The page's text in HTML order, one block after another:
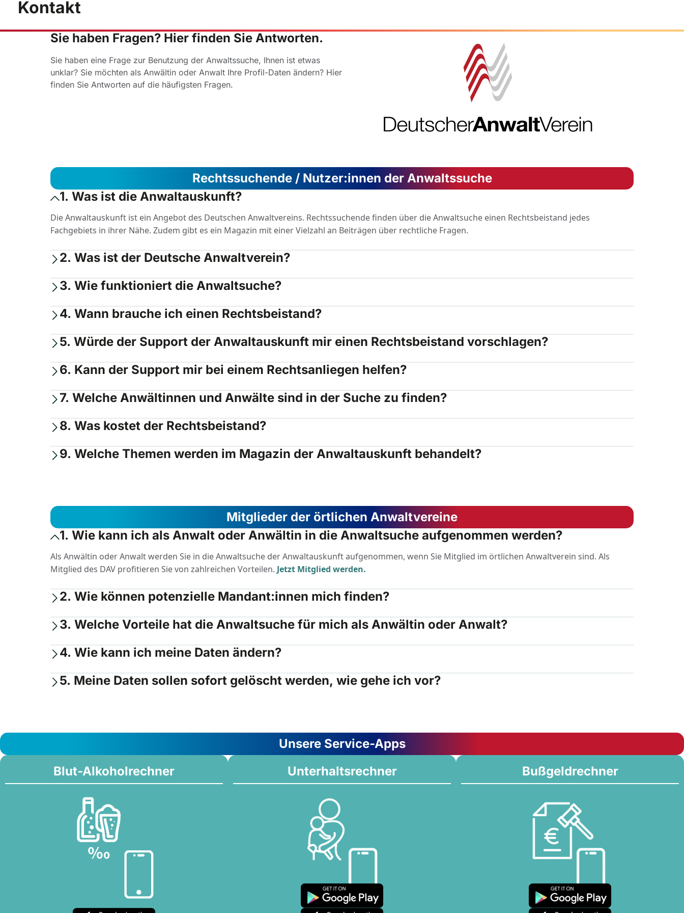
Kontakt
Sie haben Fragen? Hier finden Sie Antworten.
Sie haben eine Frage zur Benutzung der Anwaltssuche, Ihnen ist etwas
unklar? Sie möchten als Anwältin oder Anwalt Ihre Profil-Daten ändern? Hier
finden Sie Antworten auf die häufigsten Fragen.
Rechtssuchende / Nutzer:innen der Anwaltssuche
1. Was ist die Anwaltauskunft?
Die Anwaltauskunft ist ein Angebot des Deutschen Anwaltvereins. Rechtssuchende finden über die Anwaltsuche einen Rechtsbeistand jedes
Fachgebiets in ihrer Nähe. Zudem gibt es ein Magazin mit einer Vielzahl an Beiträgen über rechtliche Fragen.
2. Was ist der Deutsche Anwaltverein?
3. Wie funktioniert die Anwaltsuche?
4. Wann brauche ich einen Rechtsbeistand?
5. Würde der Support der Anwaltauskunft mir einen Rechtsbeistand vorschlagen?
6. Kann der Support mir bei einem Rechtsanliegen helfen?
7. Welche Anwältinnen und Anwälte sind in der Suche zu finden?
8. Was kostet der Rechtsbeistand?
9. Welche Themen werden im Magazin der Anwaltauskunft behandelt?
Mitglieder der örtlichen Anwaltvereine
1. Wie kann ich als Anwalt oder Anwältin in die Anwaltsuche aufgenommen werden?
Als Anwältin oder Anwalt werden Sie in die Anwaltsuche der Anwaltauskunft aufgenommen, wenn Sie Mitglied im örtlichen Anwaltverein sind. Als
Mitglied des DAV profitieren Sie von zahlreichen Vorteilen. Jetzt Mitglied werden.
2. Wie können potenzielle Mandant:innen mich finden?
3. Welche Vorteile hat die Anwaltsuche für mich als Anwältin oder Anwalt?
4. Wie kann ich meine Daten ändern?
5. Meine Daten sollen sofort gelöscht werden, wie gehe ich vor?
Unsere Service-Apps
Blut-Alkoholrechner
Unterhaltsrechner Bußgeldrechner